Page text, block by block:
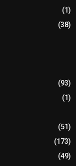
(1)
(38)
(93)
(1)
(51)
(173)
(49)